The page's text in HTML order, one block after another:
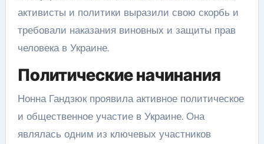
активисты и политики выразили свою скорбь и
требовали наказания виновных и защиты прав
человека в Украине.
Политические начинания
Нонна Гандзюк проявила активное политическое
и общественное участие в Украине. Она
являлась одним из ключевых участников